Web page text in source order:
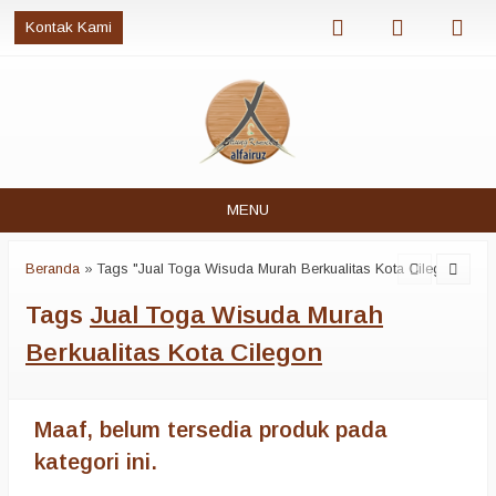
Kontak Kami
MENU
Beranda »Tags "Jual Toga Wisuda Murah Berkualitas Kota Cilegon"
Tags Jual Toga Wisuda Murah
Berkualitas Kota Cilegon
Maaf, belum tersedia produk pada
kategori ini.